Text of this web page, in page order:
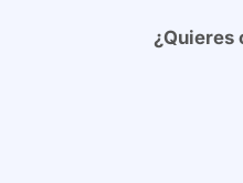
¿Quieres